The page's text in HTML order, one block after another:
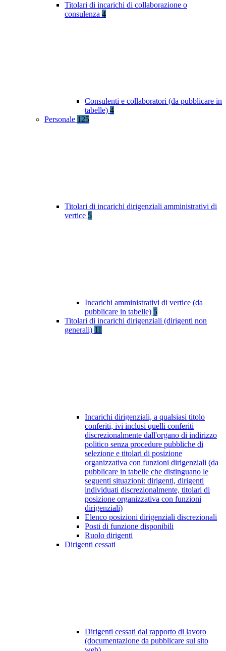
Titolari di incarichi di collaborazione o
consulenza 4
Consulenti e collaboratori (da pubblicare in
tabelle) 4
Personale 125
Titolari di incarichi dirigenziali amministrativi di
vertice 5
Incarichi amministrativi di vertice (da
pubblicare in tabelle) 5
Titolari di incarichi dirigenziali (dirigenti non
generali) 11
Incarichi dirigenziali, a qualsiasi titolo
conferiti, ivi inclusi quelli conferiti
discrezionalmente dall'organo di indirizzo
politico senza procedure pubbliche di
selezione e titolari di posizione
organizzativa con funzioni dirigenziali (da
pubblicare in tabelle che distinguano le
seguenti situazioni: dirigenti, dirigenti
individuati discrezionalmente, titolari di
posizione organizzativa con funzioni
dirigenziali)
Elenco posizioni dirigenziali discrezionali
Posti di funzione disponibili
Ruolo dirigenti
Dirigenti cessati
Dirigenti cessati dal rapporto di lavoro
(documentazione da pubblicare sul sito